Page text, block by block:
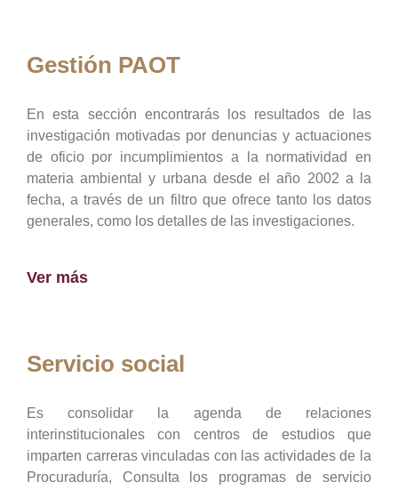
Gestión PAOT
En esta sección encontrarás los resultados de las
investigación motivadas por denuncias y actuaciones
de oficio por incumplimientos a la normatividad en
materia ambiental y urbana desde el año 2002 a la
fecha, a través de un filtro que ofrece tanto los datos
generales, como los detalles de las investigaciones.
Ver más
Servicio social
Es consolidar la agenda de relaciones
interinstitucionales con centros de estudios que
imparten carreras vinculadas con las actividades de la
Procuraduría, Consulta los programas de servicio